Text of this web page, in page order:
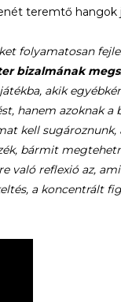
teremtő hangok
folyamatosan
bizalmának
akik
hanem azoknak a
kell
bármit
való reflexió az,
a koncentrált